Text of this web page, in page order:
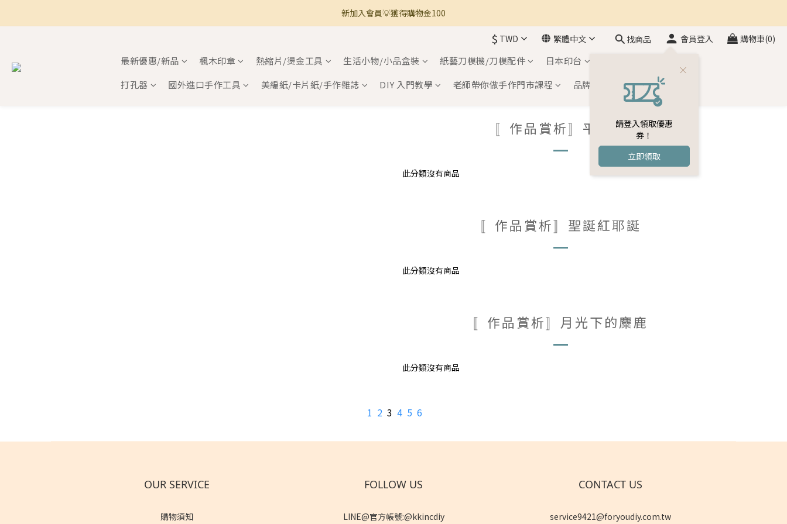
🚚 全館滿800免運 🚚
新加入會員💡獲得購物金100
$ TWD 繁體中文 找商品 會員登入
請登入領取優惠
券！
立即領取
購物車(0)
最新優惠/新品 楓木印章 熱縮片/燙金工具 生活小物/小品盒裝 紙藝刀模機/刀模配件 日本印台
打孔器
國外進口手作工具 美編紙/卡片紙/手作雜誌 DIY 入門教學 老師帶你做手作門市課程 品牌介紹 會員專區
〚作品賞析〛平安夜
此分類沒有商品
〚作品賞析〛聖誕紅耶誕
此分類沒有商品
〚作品賞析〛月光下的麋鹿
此分類沒有商品
1 2 3 4 5 6
OUR SERVICE
購物須知
FOLLOW US
LINE@官方帳號:@kkincdiy
CONTACT US
service9421@foryoudiy.com.tw